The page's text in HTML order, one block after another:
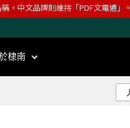
，中文品牌則維持「PDF文電通」。
棣南